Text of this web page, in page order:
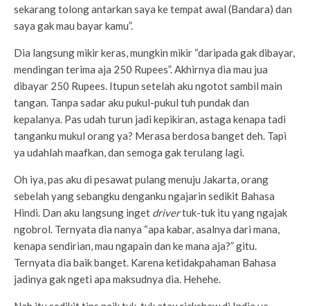
sekarang tolong antarkan saya ke tempat awal (Bandara) dan
saya gak mau bayar kamu”.
Dia langsung mikir keras, mungkin mikir “daripada gak dibayar,
mendingan terima aja 250 Rupees”. Akhirnya dia mau jua
dibayar 250 Rupees. Itupun setelah aku ngotot sambil main
tangan. Tanpa sadar aku pukul-pukul tuh pundak dan
kepalanya. Pas udah turun jadi kepikiran, astaga kenapa tadi
tanganku mukul orang ya? Merasa berdosa banget deh. Tapi
ya udahlah maafkan, dan semoga gak terulang lagi.
Oh iya, pas aku di pesawat pulang menuju Jakarta, orang
sebelah yang sebangku denganku ngajarin sedikit Bahasa
Hindi. Dan aku langsung inget drivertuk-tuk itu yang ngajak
ngobrol. Ternyata dia nanya “apa kabar, asalnya dari mana,
kenapa sendirian, mau ngapain dan ke mana aja?” gitu.
Ternyata dia baik banget. Karena ketidakpahaman Bahasa
jadinya gak ngeti apa maksudnya dia. Hehehe.